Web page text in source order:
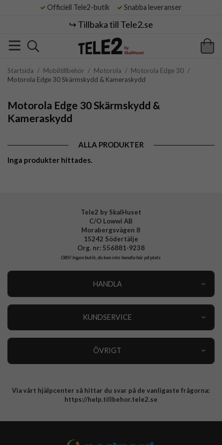
Officiell Tele2-butik Snabba leveranser
↪️ Tillbaka till Tele2.se
Startsida / Mobiltillbehör / Motorola / Motorola Edge 30 /
Motorola Edge 30 Skärmskydd & Kameraskydd
Motorola Edge 30 Skärmskydd &
Kameraskydd
ALLA PRODUKTER
Inga produkter hittades.
Tele2 by SkalHuset
C/O Lowwi AB
Morabergsvägen 8
15242 Södertälje
Org. nr: 556881-9238
OBS!Ingen butik, du kan inte handla här på plats
HANDLA
KUNDSERVICE
ÖVRIGT
Integritetspolicy
Via vårt hjälpcenter så hittar du svar på de vanligaste frågorna:
https://help.tillbehor.tele2.se